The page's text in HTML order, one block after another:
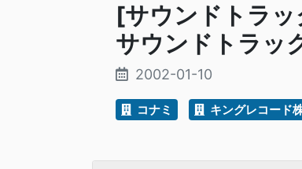
[サウンドトラ
サウンドトラッ
2002-01-10
コナミ キングレコード